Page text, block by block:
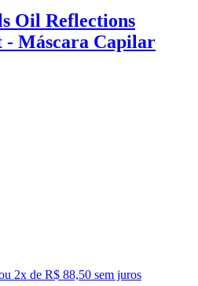
Oil Reflections
- Máscara Capilar
2x de R$ 88,50 sem juros